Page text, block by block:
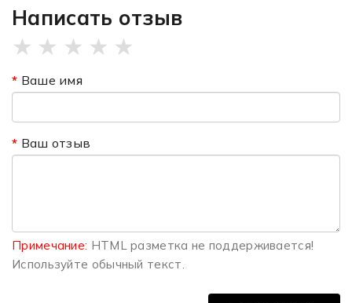
Написать отзыв
★ ★ ★ ★ ★
Ваше имя
Ваш отзыв
Примечание: HTML разметка не поддерживается!
Используйте обычный текст.